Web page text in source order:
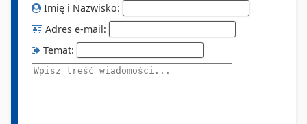
Imię i Nazwisko:
Adres e-mail:
Temat: